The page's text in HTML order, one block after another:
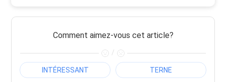
Comment aimez-vous cet article?
/
INTÉRESSANT TERNE